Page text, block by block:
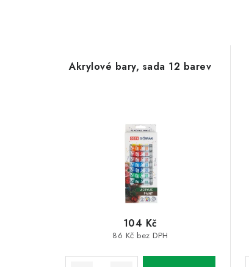
Akrylové bary, sada 12 barev
86 Kč bez DPH
104 Kč